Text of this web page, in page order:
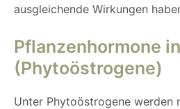
ausgleichende Wirkungen
Pflanzenhormone
(Phytoöstrogene)
Unter Phytoöstrogene werden